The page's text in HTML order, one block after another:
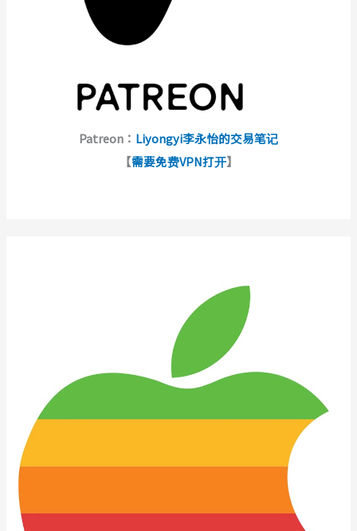
Patreon： Liyongyi李永怡的交易笔记
【需要免费VPN打开】